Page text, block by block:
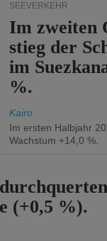
SEEVERKEHR
Im zweiten
stieg der
im
%.
Kairo
Im ersten Halbjahr
Wachstum +14,0 %.
(+0,5 %).